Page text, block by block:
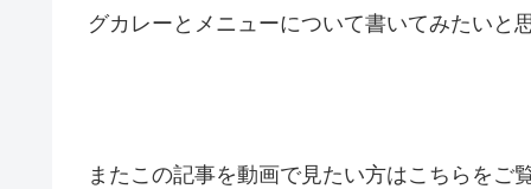
グカレーとメニューについて書いてみたいと
またこの記事を動画で見たい方はこちらをご